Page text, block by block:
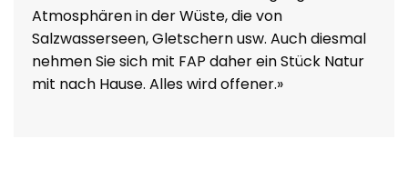
Atmosphären in der Wüste, die von
Salzwasserseen, Gletschern usw. Auch diesmal
nehmen Sie sich mit FAP daher ein Stück Natur
mit nach Hause. Alles wird offener.»